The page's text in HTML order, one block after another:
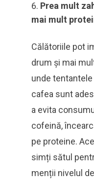
Prea mult
mai mult
Călătoriile pot
drum și mai
unde
cafea sunt
a evita
cofeină,
pe proteine.
simți sătul
menții nivelul